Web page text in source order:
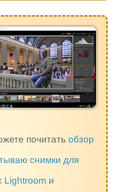
почитать обзор
снимки для
Lightroom и